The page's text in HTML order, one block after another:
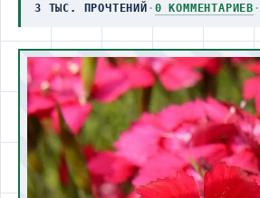
3 ТЫС. ПРОЧТЕНИЙ · 0 КОММЕНТАРИЕВ ·